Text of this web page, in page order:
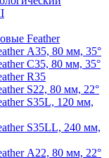
Feather
А35, 80 мм, 35°
С35, 80 мм, 35°
R35
S22, 80 мм, 22°
S35L, 120 мм,
S35LL, 240 мм,
А22, 80 мм, 22°